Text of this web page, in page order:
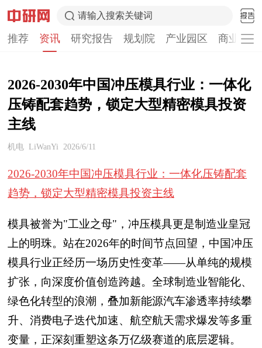
请输入搜索关键词
推荐 资讯 研究报告 规划院 产业园区 商业计
2026-2030年中国冲压模具行业：一体化
压铸配套趋势，锁定大型精密模具投资
主线
机电 LiWanYi 2026/6/11
2026-2030年中国冲压模具行业：一体化压铸配套
趋势，锁定大型精密模具投资主线
模具被誉为"工业之母"，冲压模具更是制造业皇冠
上的明珠。站在2026年的时间节点回望，中国冲压
模具行业正经历一场历史性变革——从单纯的规模
扩张，向深度价值创造跨越。全球制造业智能化、
绿色化转型的浪潮，叠加新能源汽车渗透率持续攀
升、消费电子迭代加速、航空航天需求爆发等多重
变量，正深刻重塑这条万亿级赛道的底层逻辑。